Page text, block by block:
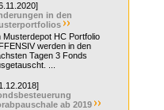
in den
Musterdepot HC Portfolio
werden in den
Tagen 3 Fonds
...
ab 2019